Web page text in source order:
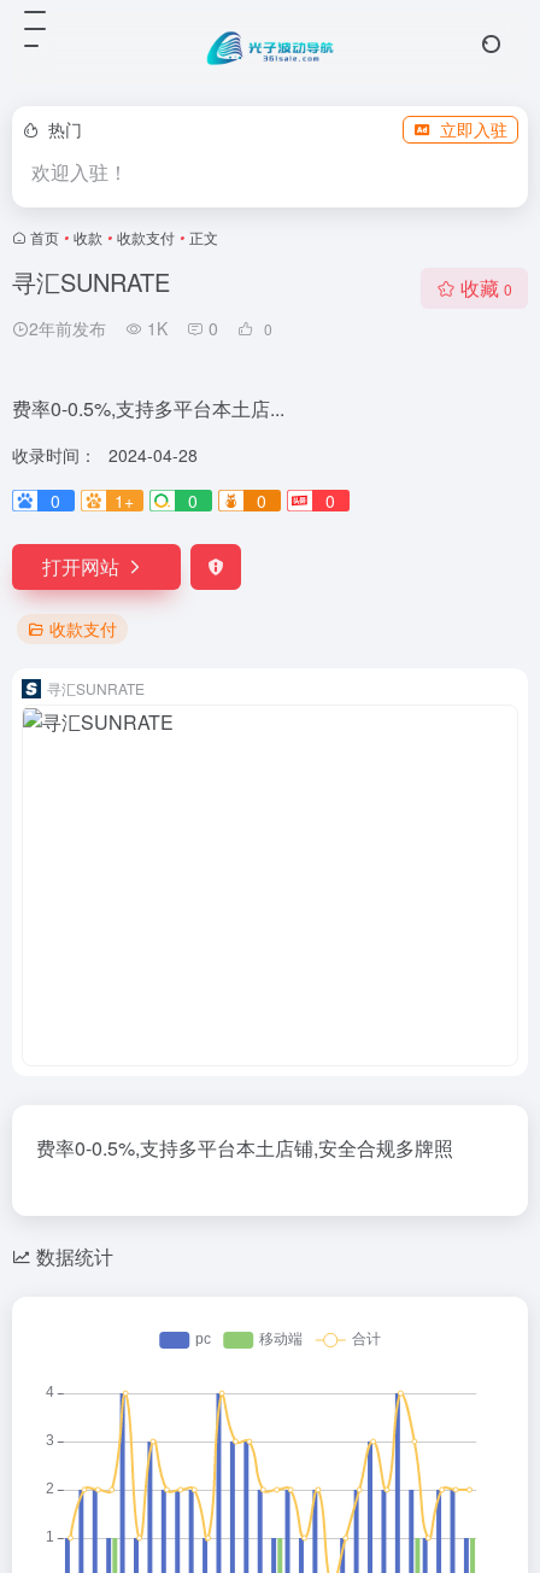
热门 立即入驻
欢迎入驻！
首页 • 收款 • 收款支付 • 正文
寻汇SUNRATE
2年前发布 1K 0 0
收藏 0
费率0-0.5%,支持多平台本土店...
收录时间：
2024-04-28
0
1+ 0 0 0
打开网站
收款支付
寻汇SUNRATE
费率0-0.5%,支持多平台本土店铺,安全合规多牌照
数据统计